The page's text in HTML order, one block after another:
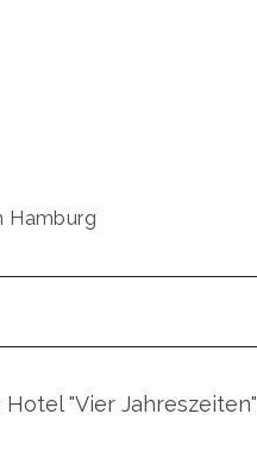
Hamburg
"Vier Jahreszeiten"